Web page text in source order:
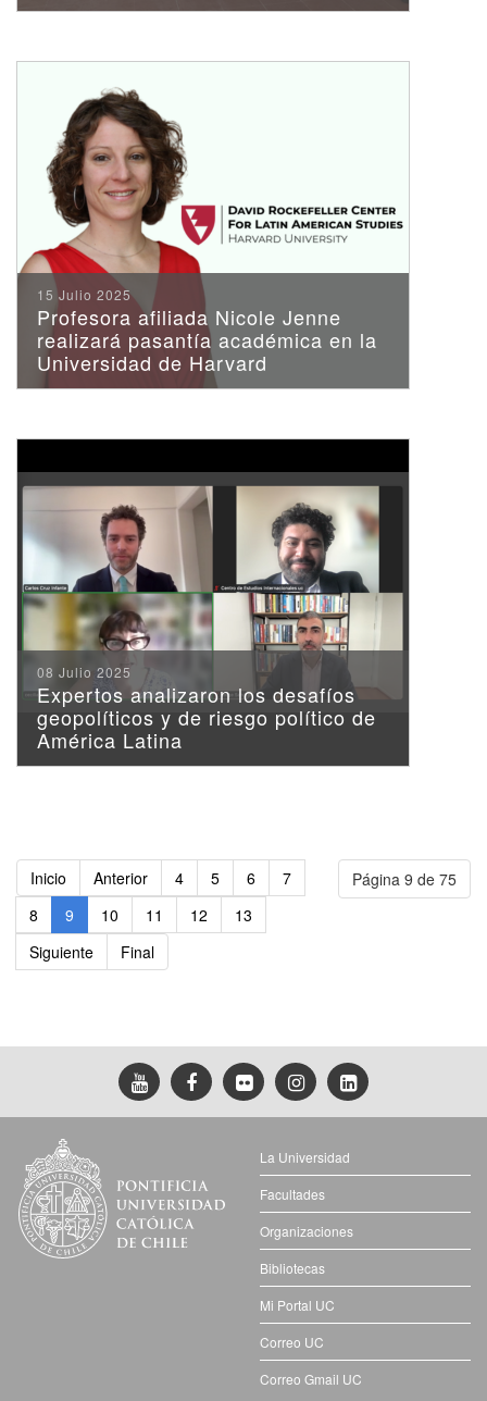
15 Julio 2025
Profesora afiliada Nicole Jenne
realizará pasantía académica en la
Universidad de Harvard
08 Julio 2025
Expertos analizaron los desafíos
geopolíticos y de riesgo político de
América Latina
Página 9 de 75
Inicio Anterior 4 5 6
7
8
9 10 11 12
13
Siguiente
Final
La Universidad
Facultades
Organizaciones
Bibliotecas
Mi Portal UC
Correo UC
Correo Gmail UC